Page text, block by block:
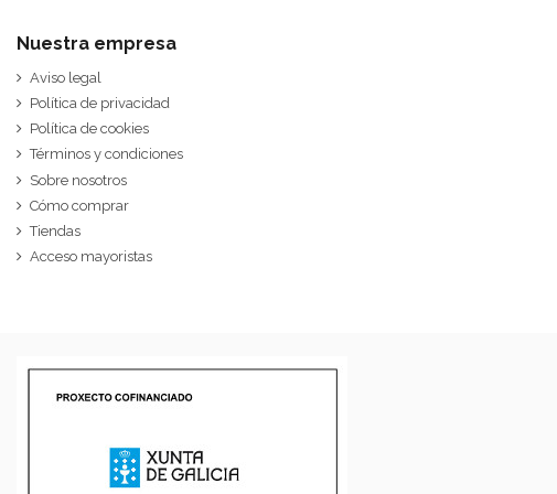
Nuestra empresa
Aviso legal
Política de privacidad
Política de cookies
Términos y condiciones
Sobre nosotros
Cómo comprar
Tiendas
Acceso mayoristas